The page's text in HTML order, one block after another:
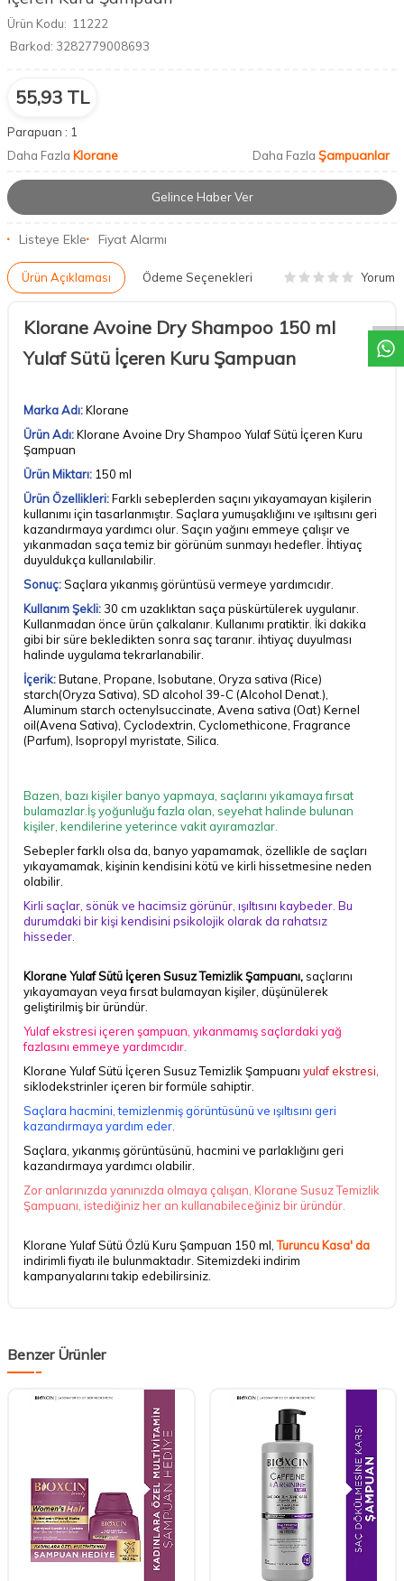
DESTEK
Ürün Kodu: 11222
Barkod: 3282779008693
55,93 TL
Parapuan : 1
Daha Fazla Klorane Daha Fazla Şampuanlar
Gelince Haber Ver
Listeye Ekle Fiyat Alarmı
Ürün Açıklaması Ödeme Seçenekleri Yorum
Klorane Avoine Dry Shampoo 150 ml
Yulaf Sütü İçeren Kuru Şampuan
Marka Adı:Klorane
Ürün Adı:Klorane Avoine Dry Shampoo Yulaf Sütü İçeren Kuru
Şampuan
Ürün Miktarı: 150 ml
Ürün Özellikleri:Farklı sebeplerden saçını yıkayamayan kişilerin
kullanımı için tasarlanmıştır. Saçlara yumuşaklığını ve ışıltısını geri
kazandırmaya yardımcı olur. Saçın yağını emmeye çalışır ve
yıkanmadan saça temiz bir görünüm sunmayı hedefler. İhtiyaç
duyuldukça kullanılabilir.
Sonuç:Saçlara yıkanmış görüntüsü vermeye yardımcıdır.
Kullanım Şekli: 30 cm uzaklıktan saça püskürtülerek uygulanır.
Kullanmadan önce ürün çalkalanır. Kullanımı pratiktir. İki dakika
gibi bir süre bekledikten sonra saç taranır. ihtiyaç duyulması
halinde uygulama tekrarlanabilir.
İçerik:Butane, Propane, Isobutane, Oryza sativa (Rice)
starch(Oryza Sativa), SD alcohol 39-C (Alcohol Denat.),
Aluminum starch octenylsuccinate, Avena sativa (Oat) Kernel
oil(Avena Sativa), Cyclodextrin, Cyclomethicone, Fragrance
(Parfum), Isopropyl myristate, Silica.
Bazen, bazı kişiler banyo yapmaya, saçlarını yıkamaya fırsat
bulamazlar.İş yoğunluğu fazla olan, seyehat halinde bulunan
kişiler, kendilerine yeterince vakit ayıramazlar.
Sebepler farklı olsa da, banyo yapamamak, özellikle de saçları
yıkayamamak, kişinin kendisini kötü ve kirli hissetmesine neden
olabilir.
Kirli saçlar, sönük ve hacimsiz görünür, ışıltısını kaybeder. Bu
durumdaki bir kişi kendisini psikolojik olarak da rahatsız
hisseder.
Klorane Yulaf Sütü İçeren Susuz Temizlik Şampuanı, saçlarını
yıkayamayan veya fırsat bulamayan kişiler, düşünülerek
geliştirilmiş bir üründür.
Yulaf ekstresi içeren şampuan, yıkanmamış saçlardaki yağ
fazlasını emmeye yardımcıdır.
Klorane Yulaf Sütü İçeren Susuz Temizlik Şampuanı yulaf ekstresi,
siklodekstrinler içeren bir formüle sahiptir.
Saçlara hacmini, temizlenmiş görüntüsünü ve ışıltısını geri
kazandırmaya yardım eder.
Saçlara, yıkanmış görüntüsünü, hacmini ve parlaklığını geri
kazandırmaya yardımcı olabilir.
Zor anlarınızda yanınızda olmaya çalışan, Klorane Susuz Temizlik
Şampuanı, istediğiniz her an kullanabileceğiniz bir üründür.
Klorane Yulaf Sütü Özlü Kuru Şampuan 150 ml,Turuncu Kasa' da
indirimli fiyatı ile bulunmaktadır. Sitemizdeki indirim
kampanyalarını takip edebilirsiniz.
Benzer Ürünler